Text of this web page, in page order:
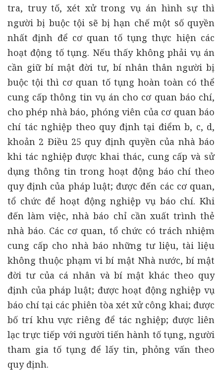
tra, truy tố, xét xử trong vụ án hình sự thì
người bị buộc tội sẽ bị hạn chế một số quyền
nhất định để cơ quan tố tụng thực hiện các
hoạt động tố tụng. Nếu thấy không phải vụ án
cần giữ bí mật đời tư, bí nhân thân người bị
buộc tội thì cơ quan tố tụng hoàn toàn có thể
cung cấp thông tin vụ án cho cơ quan báo chí,
cho phép nhà báo, phóng viên của cơ quan báo
chí tác nghiệp theo quy định tại điểm b, c, d,
khoản 2 Điều 25 quy định quyền của nhà báo
khi tác nghiệp được khai thác, cung cấp và sử
dụng thông tin trong hoạt động báo chí theo
quy định của pháp luật; được đến các cơ quan,
tổ chức để hoạt động nghiệp vụ báo chí. Khi
đến làm việc, nhà báo chỉ cần xuất trình thẻ
nhà báo. Các cơ quan, tổ chức có trách nhiệm
cung cấp cho nhà báo những tư liệu, tài liệu
không thuộc phạm vi bí mật Nhà nước, bí mật
đời tư của cá nhân và bí mật khác theo quy
định của pháp luật; được hoạt động nghiệp vụ
báo chí tại các phiên tòa xét xử công khai; được
bố trí khu vực riêng để tác nghiệp; được liên
lạc trực tiếp với người tiến hành tố tụng, người
tham gia tố tụng để lấy tin, phỏng vấn theo
quy định.